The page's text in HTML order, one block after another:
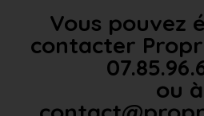
Vous pouvez
contacter
ou à